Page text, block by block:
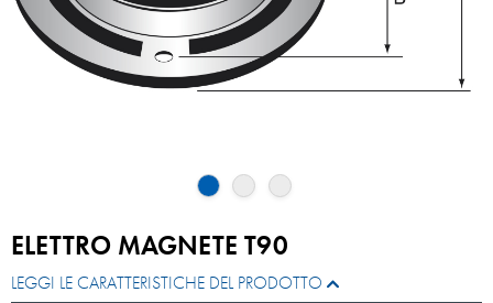
ELETTRO MAGNETE T90
LEGGI LE CARATTERISTICHE DEL PRODOTTO